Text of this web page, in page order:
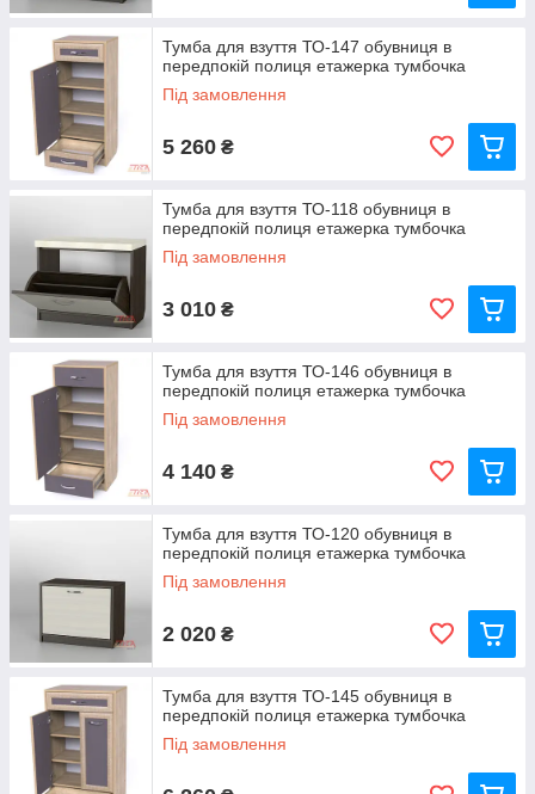
Тумба для взуття ТО-147 обувниця в
передпокій полиця етажерка тумбочка
Під замовлення
5 260 ₴
Тумба для взуття ТО-118 обувниця в
передпокій полиця етажерка тумбочка
Під замовлення
3 010 ₴
Тумба для взуття ТО-146 обувниця в
передпокій полиця етажерка тумбочка
Під замовлення
4 140 ₴
Тумба для взуття ТО-120 обувниця в
передпокій полиця етажерка тумбочка
Під замовлення
2 020 ₴
Тумба для взуття ТО-145 обувниця в
передпокій полиця етажерка тумбочка
Під замовлення